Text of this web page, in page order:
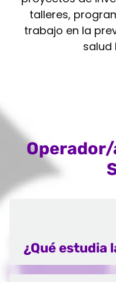
talleres,
trabajo en la
salud
¿Qué estudia